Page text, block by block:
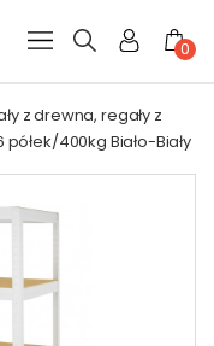
0
z drewna, regały z
półek/400kg Biało-Biały